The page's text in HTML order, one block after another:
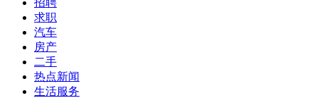
求职
汽车
房产
二手
热点新闻
生活服务